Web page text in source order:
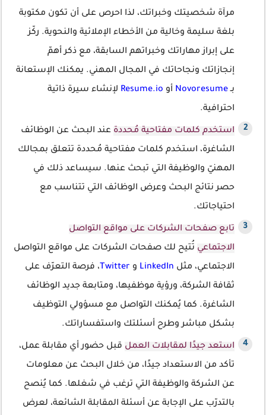
مرآة شخصيتك وخبراتك، لذا احرص على أن تكون مكتوبة
بلغة سليمة وخالية من الأخطاء الإملائية والنحوية. ركّز
على إبراز مهاراتك وخبراتهم السابقة، مع ذكر أهمّ
إنجازاتك ونجاحاتك في المجال المهني. يمكنك الإستعانة
بـNovoresume أو Resume.io لإنشاء سيرة ذاتية
احترافية.
استخدم كلمات مفتاحية مُحددة عند البحث عن الوظائف
الشاغرة، استخدم كلمات مفتاحية مُحددة تتعلق بمجالك
المهنيّ والوظيفة التي تبحث عنها. سيساعد ذلك في
حصر نتائج البحث وعرض الوظائف التي تتناسب مع
احتياجاتك.
تابع صفحات الشركات على مواقع التواصل
الاجتماعي تُتيح لك صفحات الشركات على مواقع التواصل
الاجتماعي، مثل LinkedIn و Twitter ، فرصة التعرّف على
ثقافة الشركة، ورؤية موظفيها، ومتابعة جديد الوظائف
الشاغرة. كما يُمكنك التواصل مع مسؤولي التوظيف
بشكل مباشر وطرح أسئلتك واستفساراتك.
استعد جيدًا لمقابلات العمل قبل حضور أي مقابلة عمل،
تأكد من الاستعداد جيدًا، من خلال البحث عن معلومات
عن الشركة والوظيفة التي ترغب في شغلها. كما يُنصح
بالتدرّب على الإجابة عن أسئلة المقابلة الشائعة، لعرض